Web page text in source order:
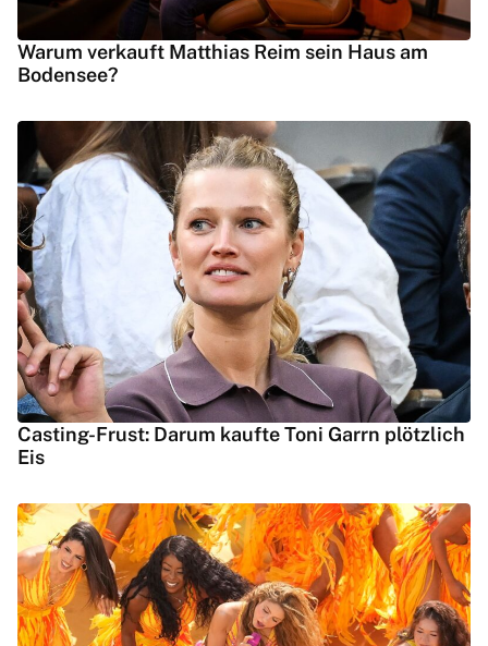
Warum verkauft Matthias Reim sein Haus am
Bodensee?
Casting-Frust: Darum kaufte Toni Garrn plötzlich
Eis